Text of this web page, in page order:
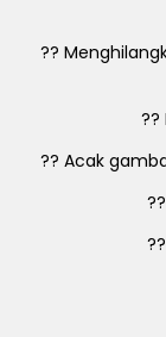
??
??
?? Acak